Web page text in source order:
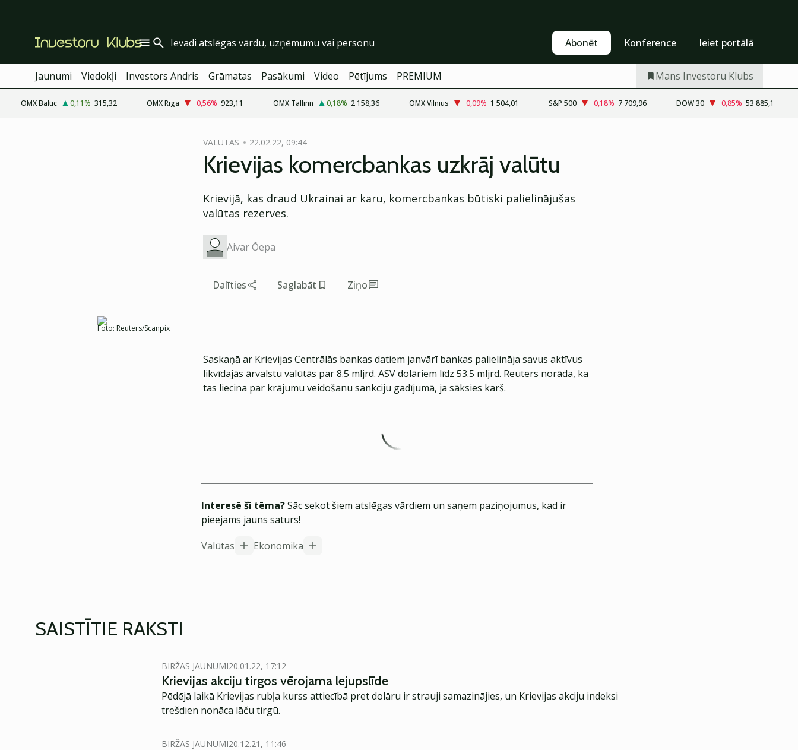
Abonēt Konference Ieiet portālā
Jaunumi Viedokļi Investors Andris Grāmatas Pasākumi Video Pētījums PREMIUM Mans Investoru Klubs
OMX Baltic 0,11% 315,32 OMX Riga −0,56% 923,11 OMX Tallinn 0,18% 2 158,36 OMX Vilnius −0,09% 1 504,01 S&P 500 −0,18% 7 709,96 DOW 30 −0,85% 53 885,1
VALŪTAS 22.02.22, 09:44
Krievijas komercbankas uzkrāj valūtu
Krievijā, kas draud Ukrainai ar karu, komercbankas būtiski palielinājušas
valūtas rezerves.
Aivar Õepa
Dalīties Saglabāt Ziņo
Foto: Reuters/Scanpix
Saskaņā ar Krievijas Centrālās bankas datiem janvārī bankas palielināja savus aktīvus
likvīdajās ārvalstu valūtās par 8.5 mljrd. ASV dolāriem līdz 53.5 mljrd. Reuters norāda, ka
tas liecina par krājumu veidošanu sankciju gadījumā, ja sāksies karš.
Interesē šī tēma?Sāc sekot šiem atslēgas vārdiem un saņem paziņojumus, kad ir
pieejams jauns saturs!
Valūtas
Ekonomika
SAISTĪTIE RAKSTI
BIRŽAS JAUNUMI20.01.22, 17:12
Krievijas akciju tirgos vērojama lejupslīde
Pēdējā laikā Krievijas rubļa kurss attiecībā pret dolāru ir strauji samazinājies, un Krievijas akciju indeksi
trešdien nonāca lāču tirgū.
BIRŽAS JAUNUMI20.12.21, 11:46